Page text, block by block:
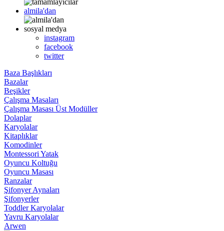
almila'dan
sosyal medya
instagram
facebook
twitter
Baza Başlıkları
Bazalar
Beşikler
Çalışma Masaları
Çalışma Masası Üst Modüller
Dolaplar
Karyolalar
Kitaplıklar
Komodinler
Montessori Yatak
Oyuncu Koltuğu
Oyuncu Masası
Ranzalar
Şifonyer Aynaları
Şifonyerler
Toddler Karyolalar
Yavru Karyolalar
Arwen